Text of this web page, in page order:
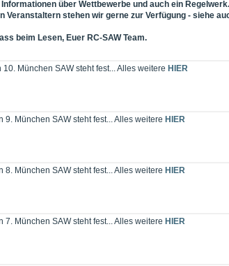
über Wettbewerbe und auch ein Regelwerk.
Veranstaltern stehen wir gerne zur Verfügung - siehe
beim Lesen, Euer RC-SAW Team.
10. München SAW steht fest... Alles weitere HIER
9. München SAW steht fest... Alles weitere HIER
8. München SAW steht fest... Alles weitere HIER
7. München SAW steht fest... Alles weitere HIER